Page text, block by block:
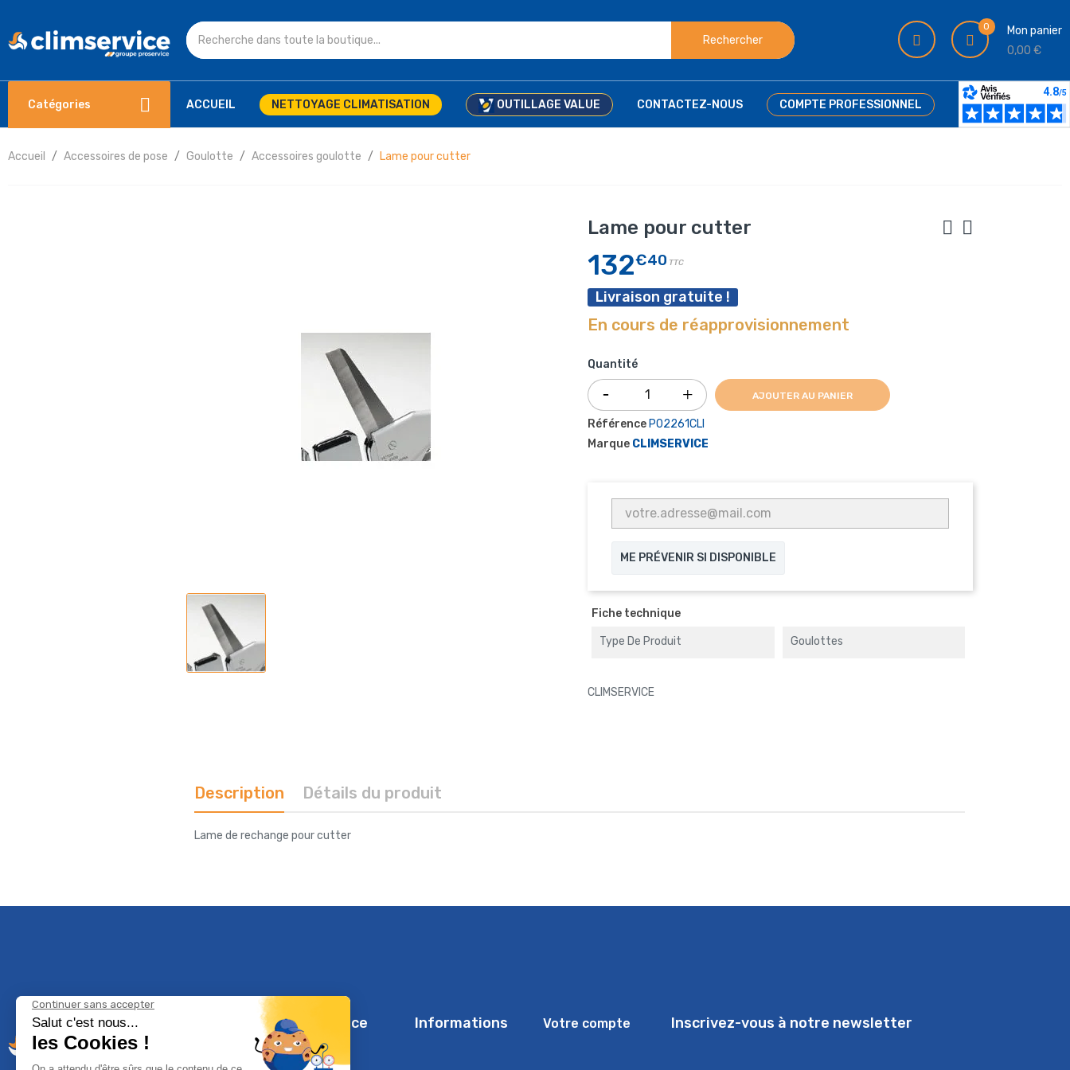
Rechercher
0
Mon panier
0,00 €
Catégories ACCUEIL NETTOYAGE CLIMATISATION OUTILLAGE VALUE CONTACTEZ-NOUS COMPTE PROFESSIONNEL
Accueil Accessoires de pose Goulotte Accessoires goulotte Lame pour cutter
Lame pour cutter
132€40 TTC
Livraison gratuite !
En cours de réapprovisionnement
Quantité
AJOUTER AU PANIER
Référence P02261CLI
Marque CLIMSERVICE
ME PRÉVENIR SI DISPONIBLE
Fiche technique
Type De Produit Goulottes
CLIMSERVICE
Description Détails du produit
Lame de rechange pour cutter
Climservice Informations Votre compte Inscrivez-vous à notre newsletter